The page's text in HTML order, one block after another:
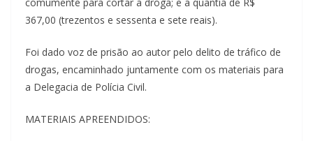
367,00 (trezentos e sessenta e sete reais).
Foi dado voz de prisão ao autor pelo delito de tráfico de
drogas, encaminhado juntamente com os materiais para
a Delegacia de Polícia Civil.
MATERIAIS APREENDIDOS: